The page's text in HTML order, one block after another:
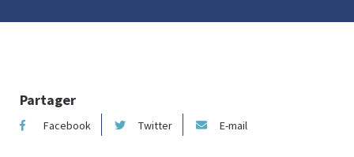
Partager
Facebook Twitter E-mail